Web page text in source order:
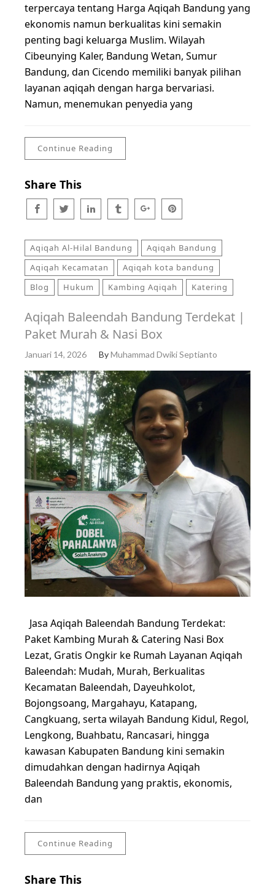
terpercaya tentang Harga Aqiqah Bandung yang
ekonomis namun berkualitas kini semakin
penting bagi keluarga Muslim. Wilayah
Cibeunying Kaler, Bandung Wetan, Sumur
Bandung, dan Cicendo memiliki banyak pilihan
layanan aqiqah dengan harga bervariasi.
Namun, menemukan penyedia yang
Continue Reading
Share This
Aqiqah Al-Hilal Bandung
Aqiqah Bandung
Aqiqah Kecamatan
Aqiqah kota bandung
Blog
Hukum Kambing Aqiqah Katering
Aqiqah Baleendah Bandung Terdekat |
Paket Murah & Nasi Box
Januari 14, 2026 ByMuhammad Dwiki Septianto
Jasa Aqiqah Baleendah Bandung Terdekat:
Paket Kambing Murah & Catering Nasi Box
Lezat, Gratis Ongkir ke Rumah Layanan Aqiqah
Baleendah: Mudah, Murah, Berkualitas
Kecamatan Baleendah, Dayeuhkolot,
Bojongsoang, Margahayu, Katapang,
Cangkuang, serta wilayah Bandung Kidul, Regol,
Lengkong, Buahbatu, Rancasari, hingga
kawasan Kabupaten Bandung kini semakin
dimudahkan dengan hadirnya Aqiqah
Baleendah Bandung yang praktis, ekonomis,
dan
Continue Reading
Share This